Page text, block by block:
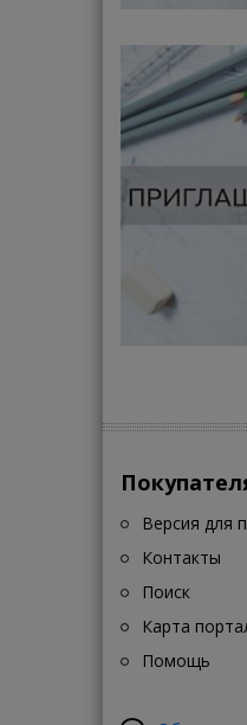
Версия для
Контакты
Поиск
Карта
Помощь